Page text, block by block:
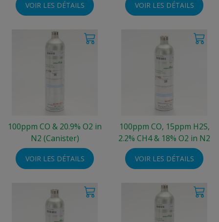
VOIR LES DÉTAILS VOIR LES DÉTAILS
100ppm CO & 20.9% O2 in
N2 (Canister)
VOIR LES DÉTAILS
100ppm CO, 15ppm H2S,
2.2% CH4 & 18% O2 in N2
VOIR LES DÉTAILS